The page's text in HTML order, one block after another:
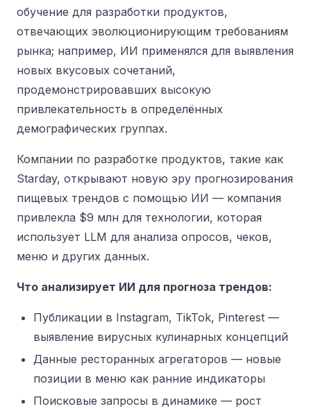
обучение для разработки продуктов,
отвечающих эволюционирующим требованиям
рынка; например, ИИ применялся для выявления
новых вкусовых сочетаний,
продемонстрировавших высокую
привлекательность в определённых
демографических группах.
Компании по разработке продуктов, такие как
Starday, открывают новую эру прогнозирования
пищевых трендов с помощью ИИ — компания
привлекла $9 млн для технологии, которая
использует LLM для анализа опросов, чеков,
меню и других данных.
Что анализирует ИИ для прогноза трендов:
Публикации в Instagram, TikTok, Pinterest —
выявление вирусных кулинарных концепций
Данные ресторанных агрегаторов — новые
позиции в меню как ранние индикаторы
Поисковые запросы в динамике — рост